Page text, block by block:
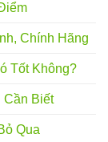
Chính Hãng
Tốt Không?
Cần Biết
Qua